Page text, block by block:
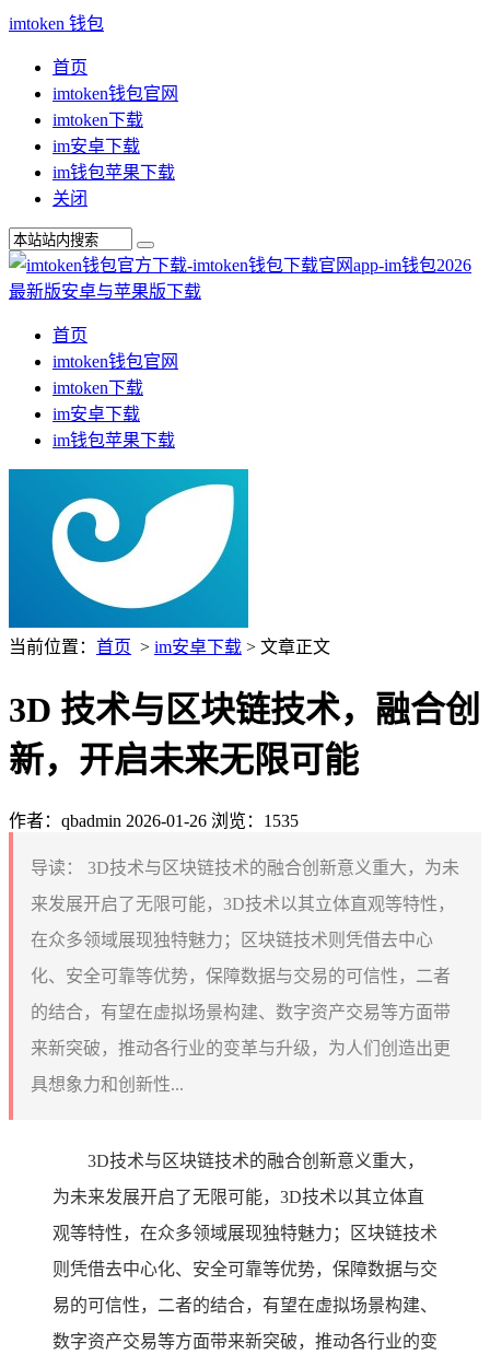
imtoken 钱包
首页
imtoken钱包官网
imtoken下载
im安卓下载
im钱包苹果下载
关闭
首页
imtoken钱包官网
imtoken下载
im安卓下载
im钱包苹果下载
当前位置： 首页 > im安卓下载 > 文章正文
3D 技术与区块链技术，融合创
新，开启未来无限可能
作者：qbadmin 2026-01-26 浏览：1535
导读：
3D技术与区块链技术的融合创新意义重大，为未
来发展开启了无限可能，3D技术以其立体直观等特性，
在众多领域展现独特魅力；区块链技术则凭借去中心
化、安全可靠等优势，保障数据与交易的可信性，二者
的结合，有望在虚拟场景构建、数字资产交易等方面带
来新突破，推动各行业的变革与升级，为人们创造出更
具想象力和创新性...
3D技术与区块链技术的融合创新意义重大，
为未来发展开启了无限可能，3D技术以其立体直
观等特性，在众多领域展现独特魅力；区块链技术
则凭借去中心化、安全可靠等优势，保障数据与交
易的可信性，二者的结合，有望在虚拟场景构建、
数字资产交易等方面带来新突破，推动各行业的变